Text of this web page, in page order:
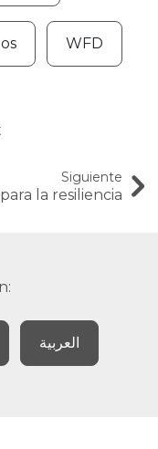
WFD
Siguiente
la resiliencia
العربية